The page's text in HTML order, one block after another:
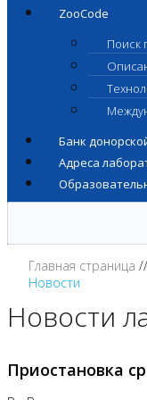
ZooCode
Поиск
Банк
Адреса
Главная страница
Новости
Новости
Приостановка